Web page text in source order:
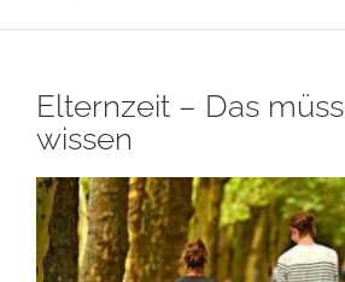
Elternzeit – Das
wissen
Zeige
grösseres
Bild